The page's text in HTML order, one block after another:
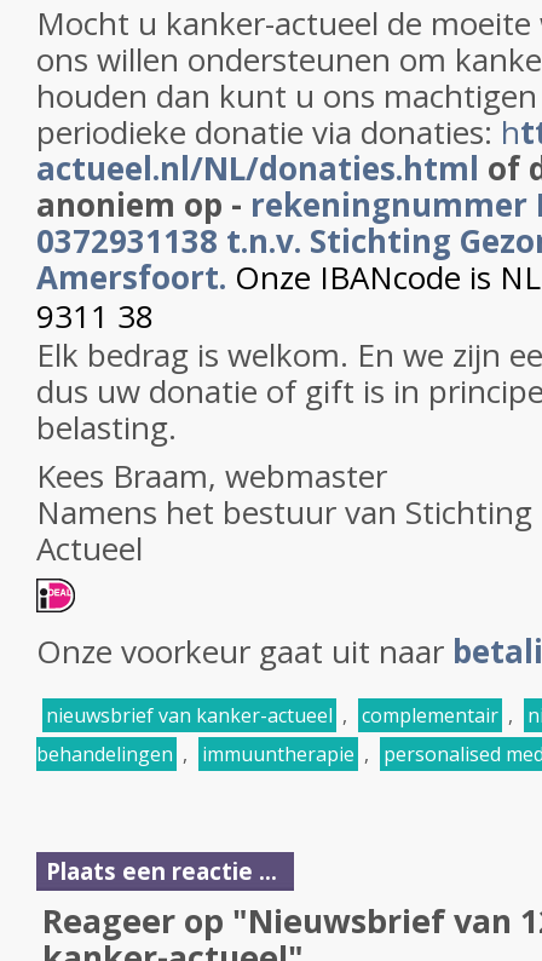
Mocht u kanker-actueel de
ons willen ondersteunen om
houden dan kunt u ons
periodieke donatie via donaties: h
actueel.nl/NL/donaties.html of
anoniem op - rekeningnummer
0372931138 t.n.v. Stichting
Amersfoort. Onze IBANcode is
9311 38
Elk bedrag is welkom. En we zijn
dus uw donatie of gift is in
belasting.
Kees Braam, webmaster
Namens het bestuur van Stichting
Actueel
Onze voorkeur gaat uit naar
nieuwsbrief van kanker-actueel , complementair ,
behandelingen , immuuntherapie , personalised
Plaats een reactie ...
Reageer op "Nieuwsbrief van